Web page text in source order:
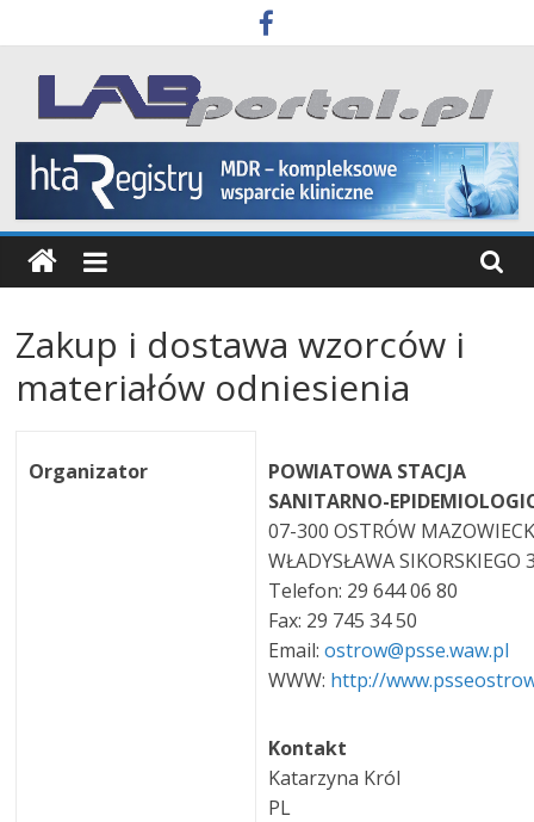
to
content
Labportal
Laboratoria
Aparatura
Badania
Zakup i dostawa wzorców i
materiałów odniesienia
Organizator
POWIATOWA STACJA
SANITARNO-
07-300 OSTRÓW
WŁADYSŁAWA SIKORSKIEGO
Telefon: 29 644 06 80
Fax: 29 745 34 50
Email:ostrow@psse.waw.pl
WWW: http://
Kontakt
Katarzyna Król
PL